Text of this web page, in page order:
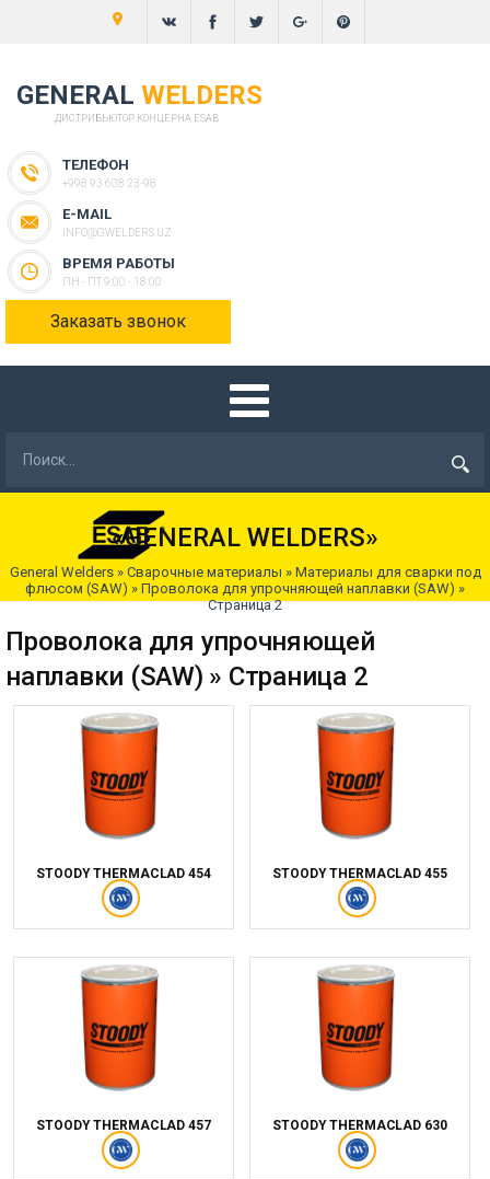
GENERAL WELDERS
ДИСТРИБЬЮТОР КОНЦЕРНА ESAB
ТЕЛЕФОН
+998 93 608 23-98
E-MAIL
INFO@GWELDERS.UZ
ВРЕМЯ РАБОТЫ
ПН - ПТ 9:00 - 18:00
Заказать звонок
«GENERAL WELDERS»
General Welders» Сварочные материалы » Материалы для сварки под
флюсом (SAW) » Проволока для упрочняющей наплавки (SAW) »
Страница 2
Проволока для упрочняющей
наплавки (SAW) » Страница 2
STOODY THERMACLAD 454 STOODY THERMACLAD 455
STOODY THERMACLAD 457 STOODY THERMACLAD 630